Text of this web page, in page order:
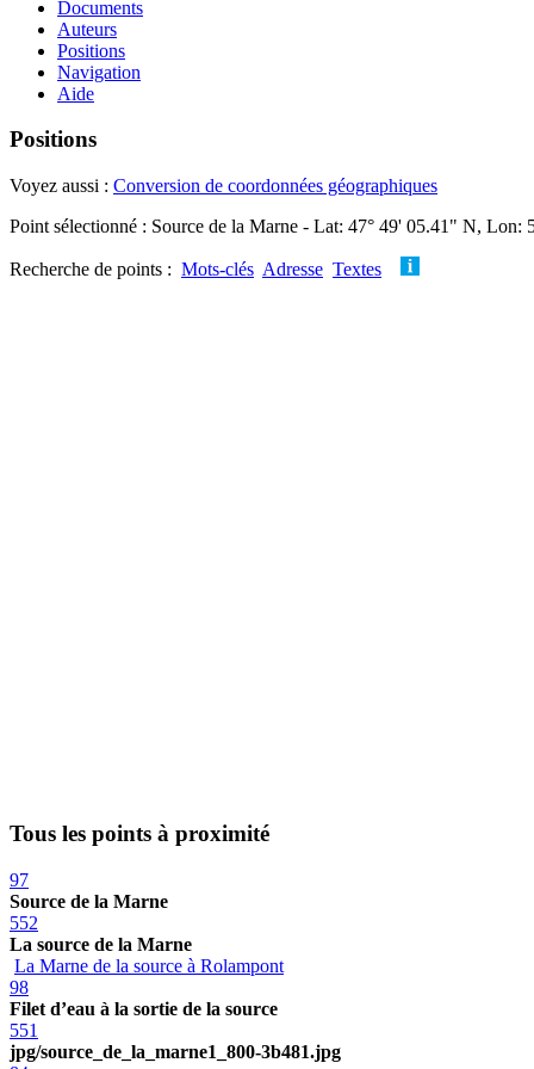
Documents
Auteurs
Positions
Navigation
Aide
Positions
Voyez aussi : Conversion de coordonnées géographiques
Point sélectionné : Source de la Marne - Lat: 47° 49' 05.41" N, Lon:
Recherche de points : Mots-clés Adresse Textes
Tous les points à proximité
97
Source de la Marne
552
La source de la Marne
La Marne de la source à Rolampont
98
Filet d’eau à la sortie de la source
551
jpg/source_de_la_marne1_800-3b481.jpg